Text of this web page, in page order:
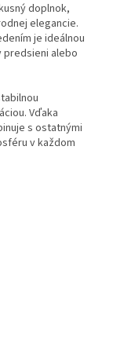
doplnok,
elegancie.
je ideálnou
predsieni alebo
Vďaka
s ostatnými
v každom